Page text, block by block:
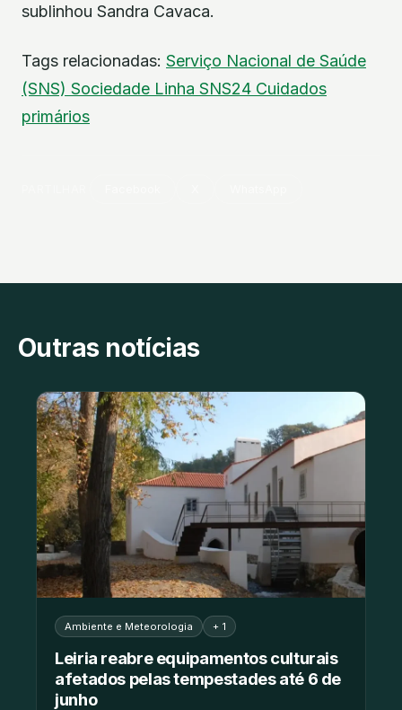
sublinhou Sandra Cavaca.
Tags relacionadas: Serviço Nacional de Saúde
(SNS) Sociedade Linha SNS24 Cuidados
primários
Outras notícias
Ambiente e Meteorologia + 1
Leiria reabre equipamentos culturais
afetados pelas tempestades até 6 de
junho